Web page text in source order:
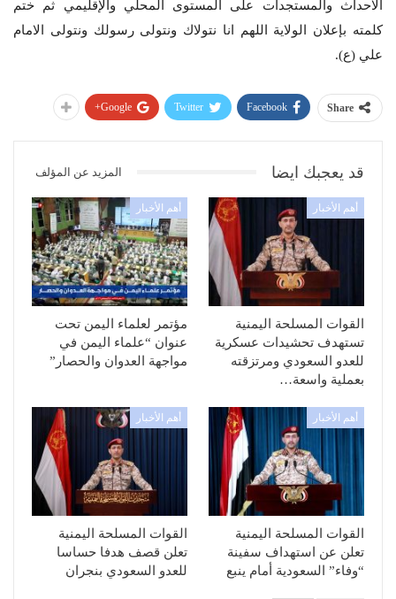
الاحداث والمستجدات على المستوى المحلي والإقليمي ثم ختم
كلمته بإعلان الولاية اللهم انا نتولاك ونتولى رسولك ونتولى الامام
علي (ع).
Share
Facebook
Twitter
Google+
قد يعجبك ايضا المزيد عن المؤلف
أهم الأخبار
القوات المسلحة اليمنية
تستهدف تحشيدات عسكرية
للعدو السعودي ومرتزقته
بعملية واسعة…
أهم الأخبار
مؤتمر لعلماء اليمن تحت
عنوان “علماء اليمن في
مواجهة العدوان والحصار”
أهم الأخبار
القوات المسلحة اليمنية
تعلن عن استهداف سفينة
“وفاء” السعودية أمام ينبع
أهم الأخبار
القوات المسلحة اليمنية
تعلن قصف هدفا حساسا
للعدو السعودي بنجران